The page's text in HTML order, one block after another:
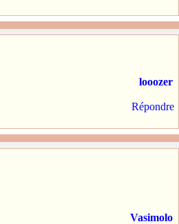
looozer
Répondre
Vasimolo